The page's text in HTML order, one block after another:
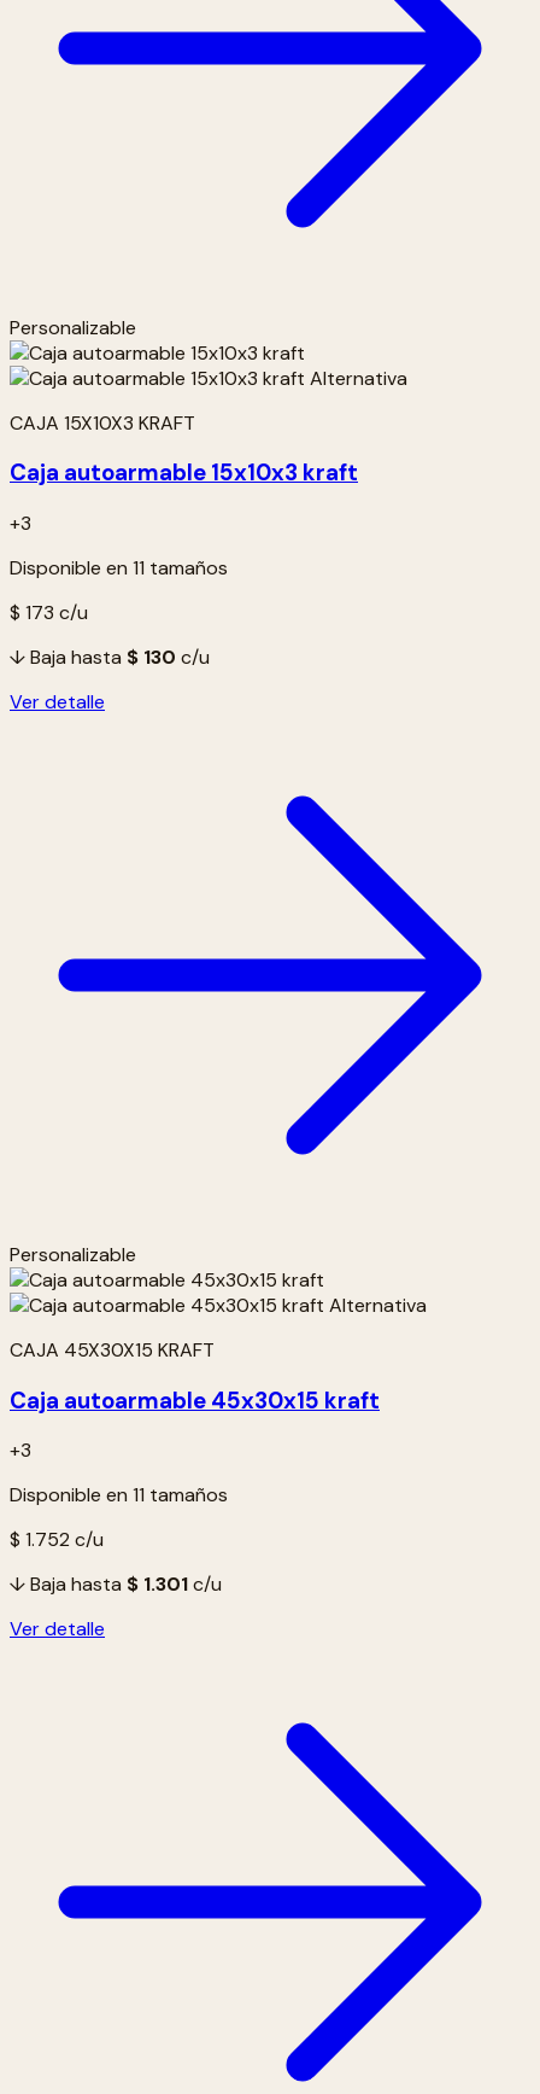
Personalizable
CAJA 15X10X3 KRAFT
Caja autoarmable 15x10x3 kraft
+3
Disponible en 11 tamaños
$ 173 c/u
↓ Baja hasta $ 130 c/u
Ver detalle
Personalizable
CAJA 45X30X15 KRAFT
Caja autoarmable 45x30x15 kraft
+3
Disponible en 11 tamaños
$ 1.752 c/u
↓ Baja hasta $ 1.301c/u
Ver detalle